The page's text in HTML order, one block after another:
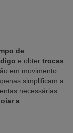
de
e obter trocas
em movimento.
simplificam a
necessárias
a